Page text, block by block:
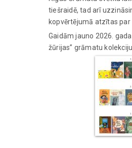
tiešraidē, tad arī
kopvērtējumā atzītas par
Gaidām jauno 2026.
žūrijas” grāmatu